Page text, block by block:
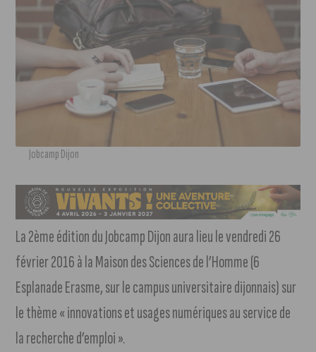
Jobcamp Dijon
La 2ème édition du Jobcamp Dijon aura lieu le vendredi 26
février 2016 à la Maison des Sciences de l’Homme (6
Esplanade Erasme, sur le campus universitaire dijonnais) sur
le thème « innovations et usages numériques au service de
la recherche d’emploi ».